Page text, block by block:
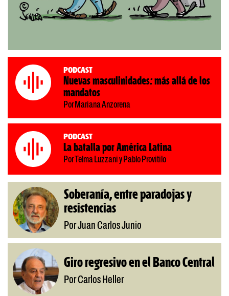
Podcast
Nuevas masculinidades: más allá de los
mandatos
Por Mariana Anzorena
Podcast
La batalla por América Latina
Por Telma Luzzani y Pablo Provitilo
Soberanía, entre paradojas y
resistencias
Por Juan Carlos Junio
Giro regresivo en el Banco Central
Por Carlos Heller